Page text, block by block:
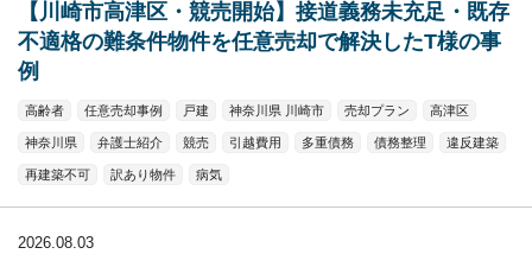
【川崎市高津区・競売開始】接道義務未充足・既存
不適格の難条件物件を任意売却で解決したT様の事
例
高齢者 任意売却事例 戸建 神奈川県 川崎市 売却プラン 高津区
神奈川県 弁護士紹介 競売 引越費用 多重債務 債務整理 違反建築
再建築不可 訳あり物件 病気
2026.08.03